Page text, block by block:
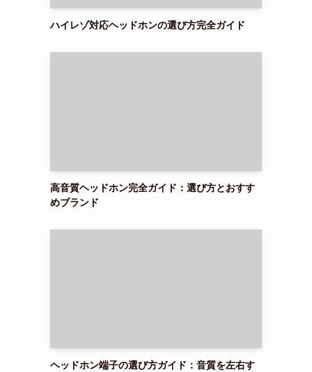
ハイレゾ対応ヘッドホンの選び方完全ガイド
高音質ヘッドホン完全ガイド：選び方とおすす
めブランド
ヘッドホン端子の選び方ガイド：音質を左右す